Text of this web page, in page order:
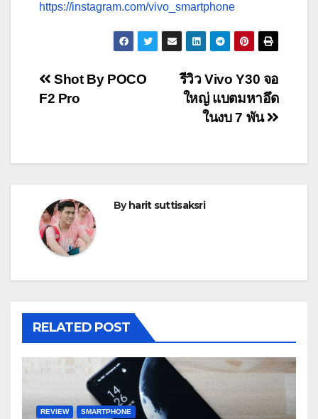
https://instagram.com/vivo_smartphone
Post
รีวิว Vivo Y30 จอ
ใหญ่ แบตมหาอึด
ในงบ 7 พัน
Shot By POCO
F2 Pro
By harit suttisaksri
RELATED POST
REVIEW SMARTPHONE